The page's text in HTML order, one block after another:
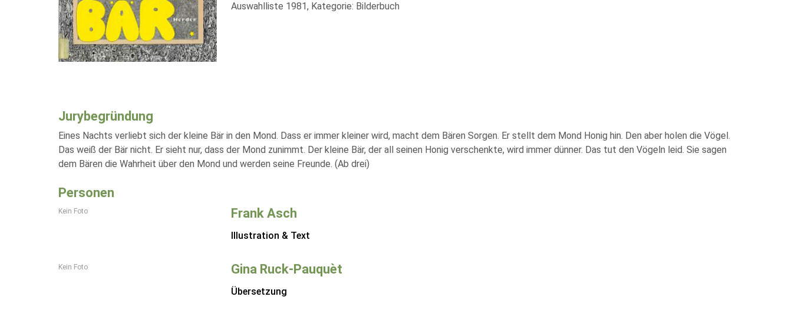
Auswahlliste 1981, Kategorie: Bilderbuch
Jurybegründung
Eines Nachts verliebt sich der kleine Bär in den Mond. Dass er immer kleiner wird, macht dem Bären Sorgen. Er stellt dem Mond Honig hin. Den aber holen die Vögel.
Das weiß der Bär nicht. Er sieht nur, dass der Mond zunimmt. Der kleine Bär, der all seinen Honig verschenkte, wird immer dünner. Das tut den Vögeln leid. Sie sagen
dem Bären die Wahrheit über den Mond und werden seine Freunde. (Ab drei)
Personen
Kein Foto Frank Asch
Illustration & Text
Kein Foto Gina Ruck-Pauquèt
Übersetzung